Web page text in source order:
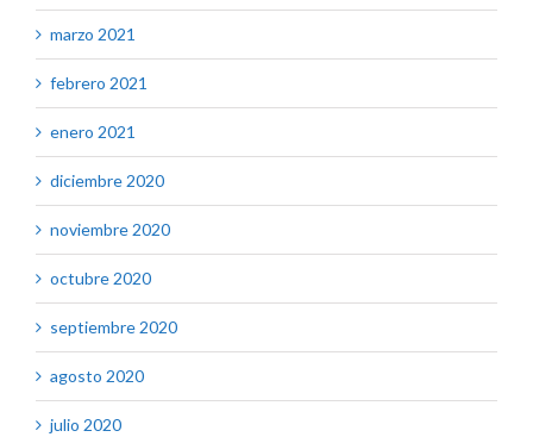
marzo 2021
febrero 2021
enero 2021
diciembre 2020
noviembre 2020
octubre 2020
septiembre 2020
agosto 2020
julio 2020